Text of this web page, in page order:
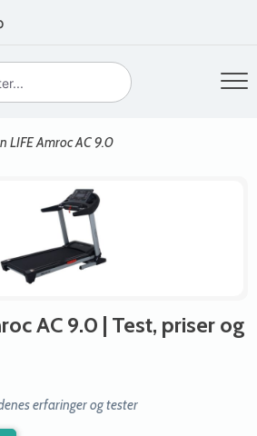
LIFE Amroc AC 9.0
AC 9.0 | Test, priser og
erfaringer og tester